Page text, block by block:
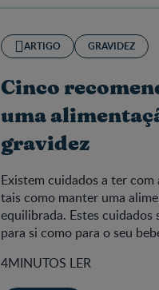
ARTIGO GRAVIDEZ
Cinco
uma
gravidez
Existem cuidados a ter
tais como manter uma
equilibrada. Estes
para si como para o seu
4MINUTOS LER